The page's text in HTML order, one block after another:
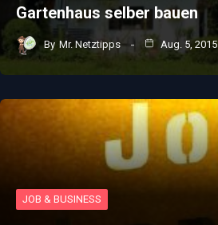
Gartenhaus selber bauen
By Mr. Netztipps Aug. 5, 2015
JOB & BUSINESS